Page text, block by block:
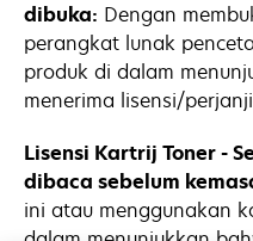
dibuka: Dengan
perangkat lunak
produk di dalam
menerima lisensi/
Lisensi Kartrij Toner -
dibaca sebelum
ini atau menggunakan